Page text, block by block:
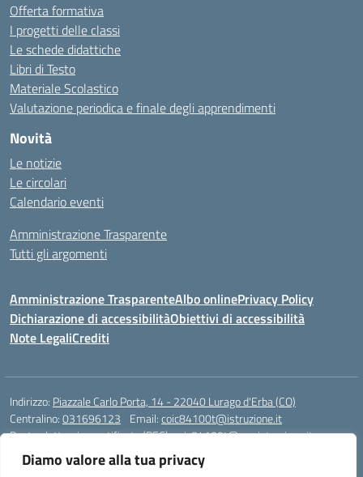
Diamo valore alla tua privacy
Offerta formativa
I progetti delle classi
Le schede didattiche
Libri di Testo
Materiale Scolastico
Valutazione periodica e finale degli apprendimenti
Novità
Le notizie
Le circolari
Calendario eventi
Amministrazione Trasparente
Tutti gli argomenti
Amministrazione TrasparenteAlbo onlinePrivacy Policy
Dichiarazione di accessibilitàObiettivi di accessibilità
Note LegaliCrediti
Indirizzo: Piazzale Carlo Porta, 14 - 22040 Lurago d'Erba (CO)
Centralino:031696123 Email:coic84100t@istruzione.it
Posta elettronica certificata (PEC):coic84100t@pec.istruzione.it
Codice fiscale: 82002040135